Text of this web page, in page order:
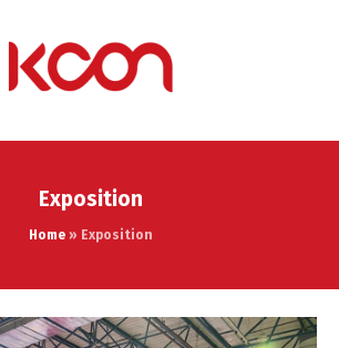
Exposition
Home » Exposition